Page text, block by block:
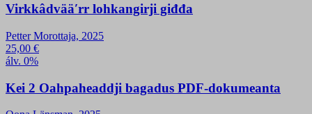
Virkkâdvääʹrr lohkangirji giđđa
Petter Morottaja, 2025
25,00 €
álv. 0%
Kei 2 Oahpaheaddji bagadus PDF-dokumeanta